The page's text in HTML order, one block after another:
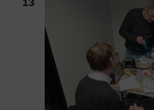
13